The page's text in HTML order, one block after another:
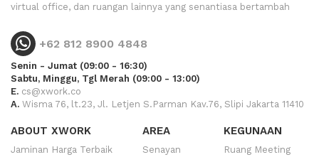
virtual office, dan ruangan lainnya yang senantiasa bertambah
+62 812 8900 4848
Senin - Jumat (09:00 - 16:30)
Sabtu, Minggu, Tgl Merah (09:00 - 13:00)
E. cs@xwork.co
A. Wisma 76, lt.23, Jl. Letjen S.Parman Kav.76, Slipi Jakarta 11410
ABOUT XWORK
Jaminan Harga Terbaik
AREA
Senayan
KEGUNAAN
Ruang Meeting